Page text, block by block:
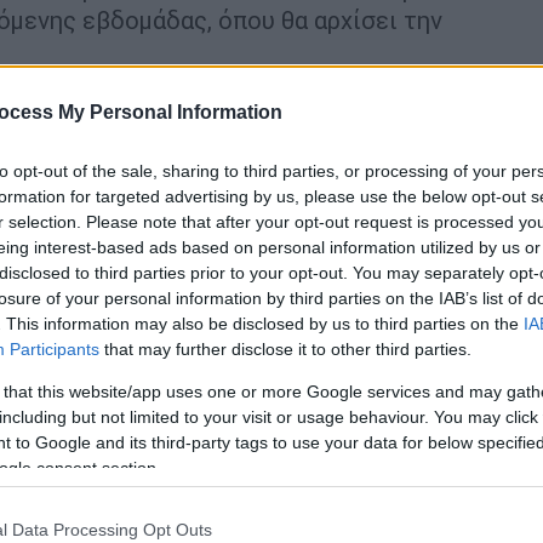
My Personal Information
opt-out of the sale, sharing to third parties, or processing of your
for targeted advertising by us, please use the below opt-out
selection. Please note that after your opt-out request is processed
interest-based ads based on personal information utilized by us
to third parties prior to your opt-out. You may separately
of your personal information by third parties on the IAB’s list of
This information may also be disclosed by us to third parties on the
Participants that may further disclose it to other third parties.
that this website/app uses one or more Google services and may
but not limited to your visit or usage behaviour. You may
to Google and its third-party tags to use your data for below
consent section.
Data Processing Opt Outs
εβδομάδας, όπου θα αρχίσει την
with in 2022?#F1Testing #F1
με τους «πιλότους» να κυνηγούν
συνεχώς. Η κόκκινη σημαία (η
Βάλτερι Μπότας σταμάτησε στη στροφή 8
έως το τέλος της ημέρας. Σε αυτό
α κε 360 μοιρών στην τελευταία στροφή,
τον ταχύτερο χρόνο της ημέρας.
επίδοσή του με 1:31.720, που ήταν ο
στο Μπαχρέιν.